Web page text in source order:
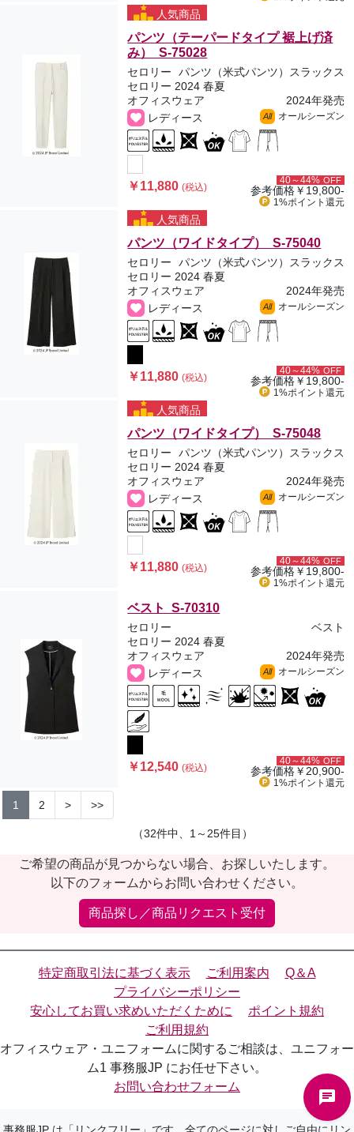
人気商品
パンツ（テーパードタイプ 裾上げ済
み） S-75028
セロリー
パンツ（米式パンツ）スラックス
セロリー 2024 春夏
オフィスウェア
2024年発売
レディース
All オールシーズン
￥11,880(税込)
40～44% OFF
参考価格￥19,800-
1%ポイント 還元
人気商品
パンツ（ワイドタイプ） S-75040
セロリー
パンツ（米式パンツ）スラックス
セロリー 2024 春夏
オフィスウェア
2024年発売
レディース
All オールシーズン
￥11,880(税込)
40～44% OFF
参考価格￥19,800-
1%ポイント 還元
人気商品
パンツ（ワイドタイプ） S-75048
セロリー
パンツ（米式パンツ）スラックス
セロリー 2024 春夏
オフィスウェア
2024年発売
レディース
All オールシーズン
￥11,880(税込)
40～44% OFF
参考価格￥19,800-
1%ポイント 還元
ベスト S-70310
セロリー
ベスト
セロリー 2024 春夏
オフィスウェア
2024年発売
レディース
All オールシーズン
￥12,540(税込)
40～44% OFF
参考価格￥20,900-
1%ポイント 還元
1 2 > >>
（32件中、1～25件目）
ご希望の商品が見つからない場合、お探しいたします。
以下のフォームからお問い合わせください。
商品探し／商品リクエスト受付
特定商取引法に基づく表示 ご利用案内
Q＆A
プライバシーポリシー
安心してお買い求めいただくために
ポイント規約
ご利用規約
オフィスウェア・ユニフォームに関するご相談は、ユニフォー
ム1 事務服JP にお任せ下さい。
お問い合わせフォーム